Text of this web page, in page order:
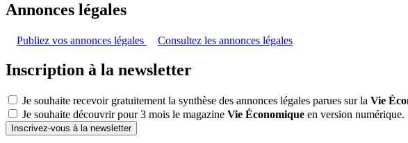
Annonces légales
Publiez vos annonces légales Consultez les annonces légales
Inscription à la newsletter
Je souhaite recevoir gratuitement la synthèse des annonces légales parues sur la Vie
Je souhaite découvrir pour 3 mois le magazine Vie Économique en version numérique.
Inscrivez-vous à la newsletter